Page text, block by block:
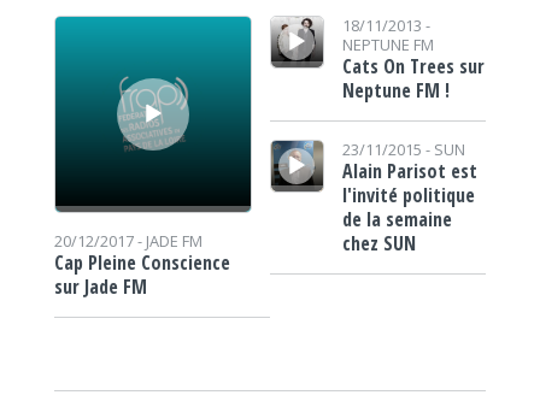
Lecteur audio
20/12/2017 - JADE FM
Cap Pleine Conscience
sur Jade FM
Lecteur audio18/11/2013 -
NEPTUNE FM
Cats On Trees sur
Neptune FM !
Lecteur audio
23/11/2015 - SUN
Alain Parisot est
l'invité politique
de la semaine
chez SUN